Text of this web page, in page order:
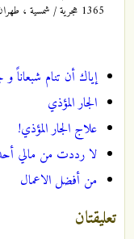
1365 هجرية / شمسية ، طهران / إيران .
إياك أن تنام شبعاناً
الجار المؤذي
علاج الجار المؤذي!
لا رددت من مالي
من أفضل الاعمال
تعليقتان